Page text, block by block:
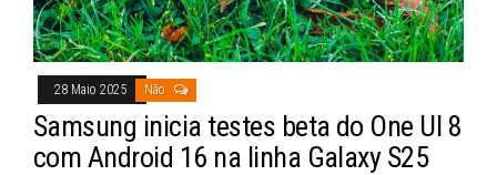
28 Maio 2025 Não
Samsung inicia testes beta do One UI 8
com Android 16 na linha Galaxy S25